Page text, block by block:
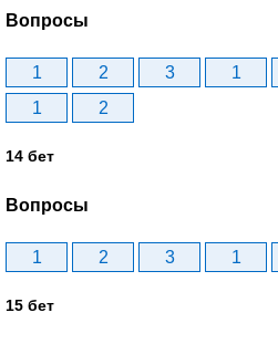
Вопросы
1 2 3 1
1
2
14 бет
Вопросы
1 2 3 1
15 бет